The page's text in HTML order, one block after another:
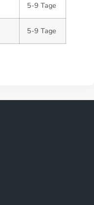
5-9 Tage
5-9 Tage